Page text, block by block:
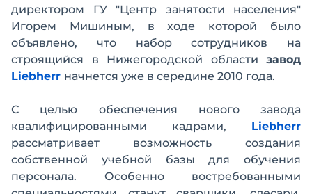
директором ГУ "Центр занятости населения"
Игорем Мишиным, в ходе которой было
объявлено, что набор сотрудников на
строящийся в Нижегородской области завод
Liebherr начнется уже в середине 2010 года.
С целью обеспечения нового завода
квалифицированными кадрами, Liebherr
рассматривает возможность создания
собственной учебной базы для обучения
персонала. Особенно востребованными